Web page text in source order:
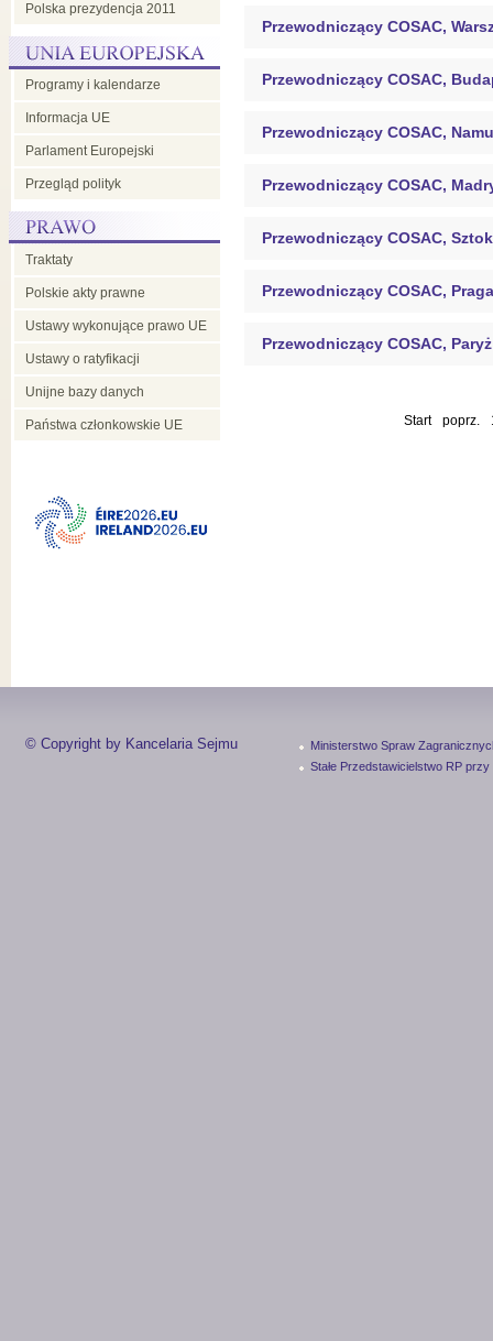
Polska prezydencja 2011
Programy i kalendarze
Informacja UE
Parlament Europejski
Przegląd polityk
Traktaty
Polskie akty prawne
Ustawy wykonujące prawo UE
Ustawy o ratyfikacji
Unijne bazy danych
Państwa członkowskie UE
Przewodniczący COSAC,
Przewodniczący COSAC,
Przewodniczący COSAC,
Przewodniczący COSAC,
Przewodniczący COSAC,
Przewodniczący COSAC, Praga
Przewodniczący COSAC, Paryż
Start poprz.
© Copyright by Kancelaria Sejmu
Ministerstwo Spraw
Stałe Przedstawicielstwo RP przy